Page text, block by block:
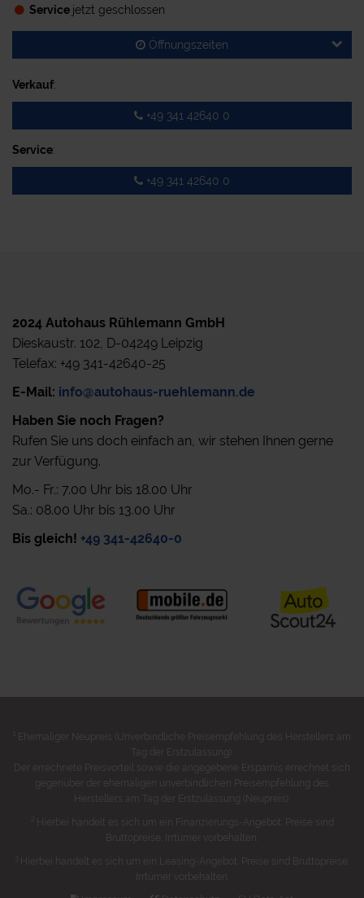
Service jetzt geschlossen
Öffnungszeiten
Verkauf:
+49 341 42640 0
Service:
+49 341 42640 0
2024 Autohaus Rühlemann GmbH
Dieskaustr. 102, D-04249 Leipzig
Telefax: +49 341-42640-25
E-Mail: info@autohaus-ruehlemann.de
Haben Sie noch Fragen?
Rufen Sie uns doch einfach an, wir stehen Ihnen gerne
zur Verfügung.
Mo.- Fr.: 7.00 Uhr bis 18.00 Uhr
Sa.: 08.00 Uhr bis 13.00 Uhr
Bis gleich! +49 341-42640-0
Ehemaliger Neupreis (Unverbindliche Preisempfehlung des Herstellers am
Tag der Erstzulassung).
Der errechnete Preisvorteil sowie die angegebene Ersparnis errechnet sich
gegenüber der ehemaligen unverbindlichen Preisempfehlung des
Herstellers am Tag der Erstzulassung (Neupreis).
Hierbei handelt es sich um ein Finanzierungs-Angebot. Preise sind
Bruttopreise. Irrtümer vorbehalten.
Hierbei handelt es sich um ein Leasing-Angebot. Preise sind Bruttopreise.
Irrtümer vorbehalten.